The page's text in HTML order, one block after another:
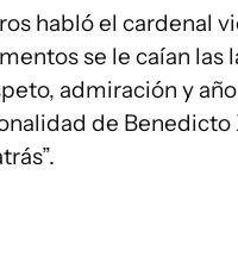
habló el cardenal
se le caían las
admiración y
de